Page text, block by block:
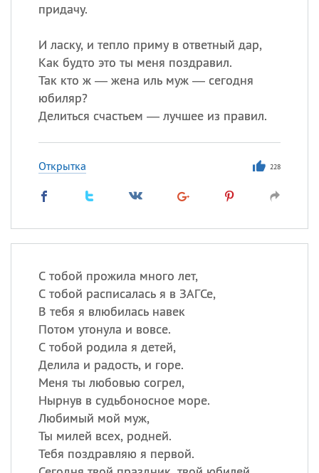
придачу.
И ласку, и тепло приму в ответный дар,
Как будто это ты меня поздравил.
Так кто ж — жена иль муж — сегодня
юбиляр?
Делиться счастьем — лучшее из правил.
Открытка 228
С тобой прожила много лет,
С тобой расписалась я в ЗАГСе,
В тебя я влюбилась навек
Потом утонула и вовсе.
С тобой родила я детей,
Делила и радость, и горе.
Меня ты любовью согрел,
Нырнув в судьбоносное море.
Любимый мой муж,
Ты милей всех, родней.
Тебя поздравляю я первой.